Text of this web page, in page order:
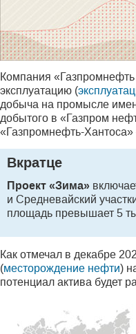
Компания
эксплуатацию (
добыча на промысле
добытого в «Газпром
«Газпромнефть-
Вкратце
Проект «Зима»
и Средневайский
площадь превышает 5
Как отмечал в декабре
(месторождение нефти)
потенциал актива будет